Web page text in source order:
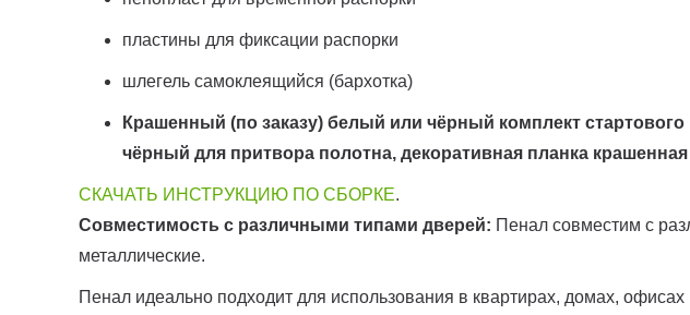
пластины для фиксации распорки
шлегель самоклеящийся (бархотка)
Крашенный (по заказу) белый или чёрный комплект
чёрный для притвора полотна, декоративная планка крашенная
СКАЧАТЬ ИНСТРУКЦИЮ ПО СБОРКЕ.
Совместимость с различными типами дверей: Пенал совместим с
металлические.
Пенал идеально подходит для использования в квартирах, домах,